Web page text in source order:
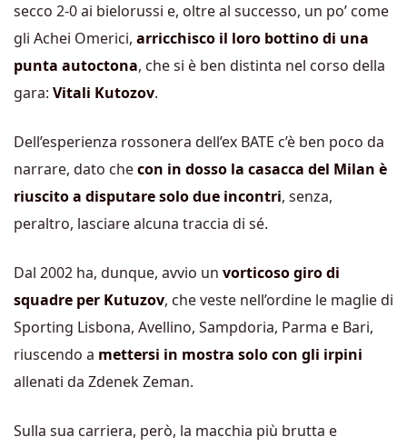
secco 2-0 ai bielorussi e, oltre al successo, un po’ come
gli Achei Omerici, arricchisco il loro bottino di una
punta autoctona, che si è ben distinta nel corso della
gara: Vitali Kutozov.
Dell’esperienza rossonera dell’ex BATE c’è ben poco da
narrare, dato checon in dosso la casacca del Milan è
riuscito a disputare solo due incontri, senza,
peraltro, lasciare alcuna traccia di sé.
Dal 2002 ha, dunque, avvio un vorticoso giro di
squadre per Kutuzov, che veste nell’ordine le maglie di
Sporting Lisbona, Avellino, Sampdoria, Parma e Bari,
riuscendo a mettersi in mostra solo con gli irpini
allenati da Zdenek Zeman.
Sulla sua carriera, però, la macchia più brutta e